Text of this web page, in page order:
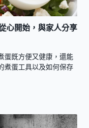
心開始，與家人分享
蛋既方便又健康，還能
煮蛋工具以及如何保存